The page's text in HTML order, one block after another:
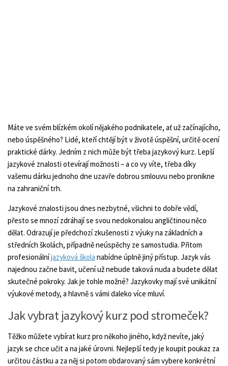
Máte ve svém blízkém okolí nějakého podnikatele, ať už začínajícího,
nebo úspěšného? Lidé, kteří chtějí být v životě úspěšní, určitě ocení
praktické dárky. Jedním z nich může být třeba jazykový kurz. Lepší
jazykové znalosti otevírají možnosti – a co vy víte, třeba díky
vašemu dárku jednoho dne uzavře dobrou smlouvu nebo pronikne
na zahraniční trh.
Jazykové znalosti jsou dnes nezbytné, všichni to dobře vědí,
přesto se mnozí zdráhají se svou nedokonalou angličtinou něco
dělat. Odrazují je předchozí zkušenosti z výuky na základních a
středních školách, případně neúspěchy ze samostudia. Přitom
profesionálníjazyková škola nabídne úplně jiný přístup. Jazyk vás
najednou začne bavit, učení už nebude taková nuda a budete dělat
skutečné pokroky. Jak je tohle možné? Jazykovky mají své unikátní
výukové metody, a hlavně s vámi daleko více mluví.
Jak vybrat jazykový kurz pod stromeček?
Těžko můžete vybírat kurz pro někoho jiného, když nevíte, jaký
jazyk se chce učit a na jaké úrovni. Nejlepší tedy je koupit poukaz za
určitou částku a za něj si potom obdarovaný sám vybere konkrétní